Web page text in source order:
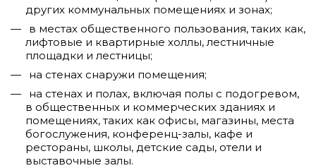
других коммунальных помещениях и зонах;
в местах общественного пользования, таких как,
лифтовые и квартирные холлы, лестничные
площадки и лестницы;
на стенах снаружи помещения;
на стенах и полах, включая полы с подогревом,
в общественных и коммерческих зданиях и
помещениях, таких как офисы, магазины, места
богослужения, конференц-залы, кафе и
рестораны, школы, детские сады, отели и
выставочные залы.